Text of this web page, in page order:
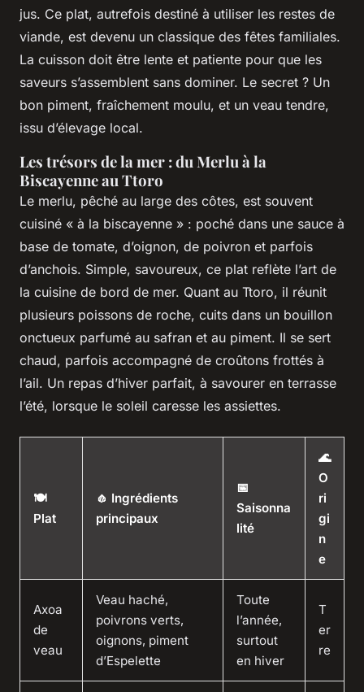
jus. Ce plat, autrefois destiné à utiliser les restes de
viande, est devenu un classique des fêtes familiales.
La cuisson doit être lente et patiente pour que les
saveurs s’assemblent sans dominer. Le secret ? Un
bon piment, fraîchement moulu, et un veau tendre,
issu d’élevage local.
Les trésors de la mer : du Merlu à la
Biscayenne au Ttoro
Le merlu, pêché au large des côtes, est souvent
cuisiné « à la biscayenne » : poché dans une sauce à
base de tomate, d’oignon, de poivron et parfois
d’anchois. Simple, savoureux, ce plat reflète l’art de
la cuisine de bord de mer. Quant au Ttoro, il réunit
plusieurs poissons de roche, cuits dans un bouillon
onctueux parfumé au safran et au piment. Il se sert
chaud, parfois accompagné de croûtons frottés à
l’ail. Un repas d’hiver parfait, à savourer en terrasse
l’été, lorsque le soleil caresse les assiettes.
🍽️
Plat
🧄 Ingrédients
principaux
📅
Saisonna
lité
🌊
O
ri
gi
n
e
Axoa
de
veau
Veau haché,
poivrons verts,
oignons, piment
d’Espelette
Toute
l’année,
surtout
en hiver
T
er
re